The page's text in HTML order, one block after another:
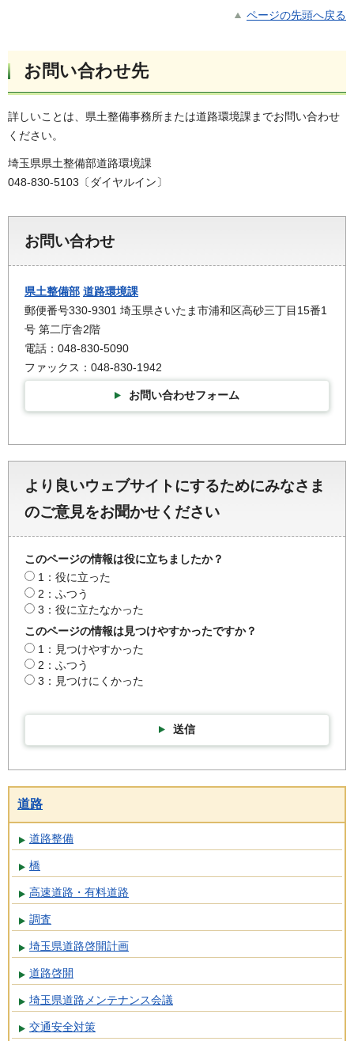
ページの先頭へ戻る
お問い合わせ先
詳しいことは、県土整備事務所または道路環境課までお問い合わせ
ください。
埼玉県県土整備部道路環境課
048-830-5103〔ダイヤルイン〕
お問い合わせ
県土整備部 道路環境課
郵便番号330-9301 埼玉県さいたま市浦和区高砂三丁目15番1
号 第二庁舎2階
電話：048-830-5090
ファックス：048-830-1942
お問い合わせフォーム
より良いウェブサイトにするためにみなさま
のご意見をお聞かせください
このページの情報は役に立ちましたか？
1：役に立った
2：ふつう
3：役に立たなかった
このページの情報は見つけやすかったですか？
1：見つけやすかった
2：ふつう
3：見つけにくかった
送信
道路
道路整備
橋
高速道路・有料道路
調査
埼玉県道路啓開計画
道路啓開
埼玉県道路メンテナンス会議
交通安全対策